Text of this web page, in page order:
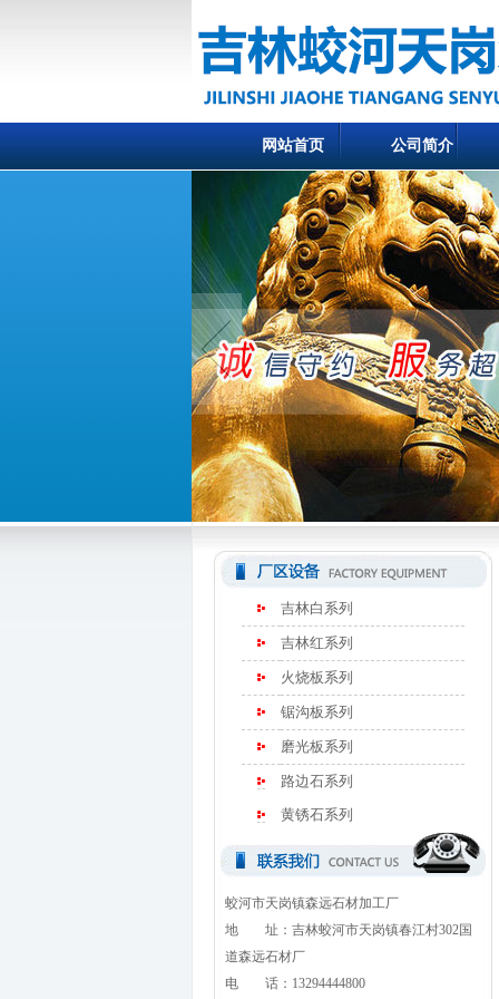
网站首页 公司简介
吉林白系列
吉林红系列
火烧板系列
锯沟板系列
磨光板系列
路边石系列
黄锈石系列
蛟河市天岗镇森远石材加工厂
地 址：吉林蛟河市天岗镇春江村302国
道森远石材厂
电 话：13294444800